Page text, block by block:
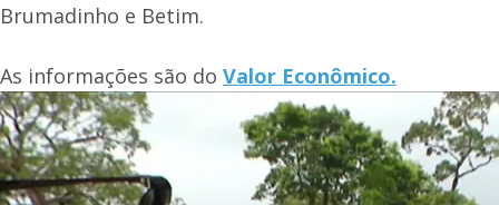
Brumadinho e Betim.
As informações são do Valor Econômico.